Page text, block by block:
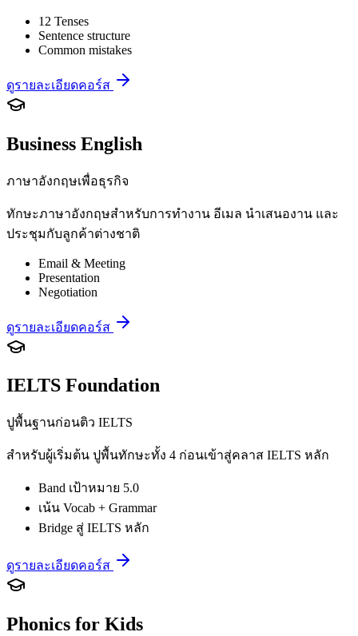
12 Tenses
Sentence structure
Common mistakes
ดูรายละเอียดคอร์ส
Business English
ภาษาอังกฤษเพื่อธุรกิจ
ทักษะภาษาอังกฤษสำหรับการทำงาน อีเมล นำเสนองาน และ
ประชุมกับลูกค้าต่างชาติ
Email & Meeting
Presentation
Negotiation
ดูรายละเอียดคอร์ส
IELTS Foundation
ปูพื้นฐานก่อนติว IELTS
สำหรับผู้เริ่มต้น ปูพื้นทักษะทั้ง 4 ก่อนเข้าสู่คลาส IELTS หลัก
Band เป้าหมาย 5.0
เน้น Vocab + Grammar
Bridge สู่ IELTS หลัก
ดูรายละเอียดคอร์ส
Phonics for Kids